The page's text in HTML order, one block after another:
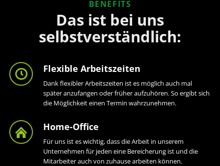
BENEFITS
Das ist bei uns
selbstverständlich:
Flexible Arbeitszeiten
Dank flexibler Arbeitszeiten ist es möglich auch mal
später anzufangen oder früher aufzuhören. So ergibt sich
die Möglichkeit einen Termin wahrzunehmen.
Home-Office
Für uns ist es wichtig, dass die Arbeit in unserem
Unternehmen für jeden eine Bereicherung ist und die
Mitarbeiter auch von zuhause arbeiten können.